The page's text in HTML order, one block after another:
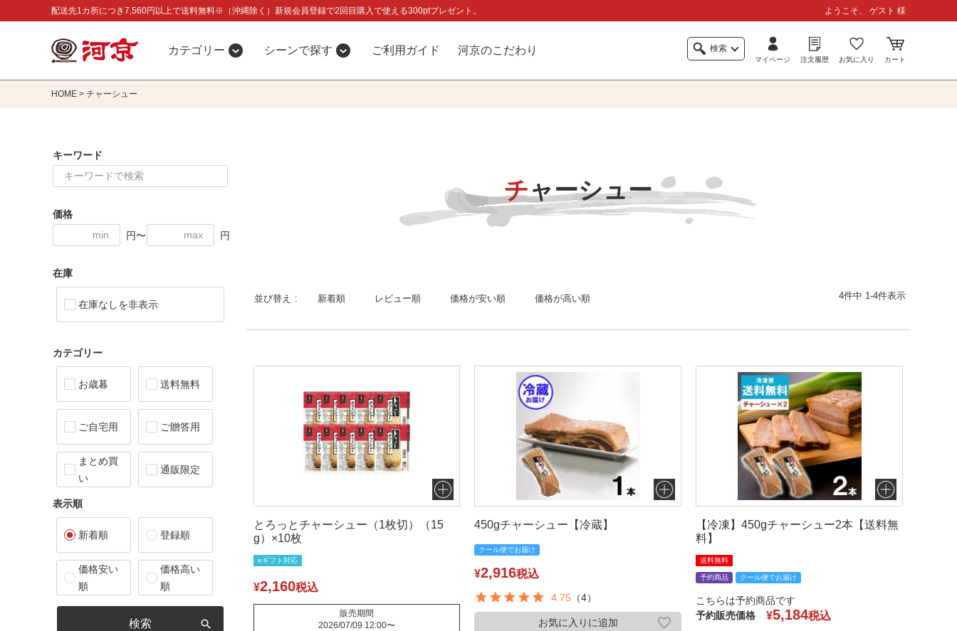
配送先1カ所につき7,560円以上で送料無料※（沖縄除く）新規会員登録で2回目購入で使える300ptプレゼント。 ようこそ、 ゲスト 様
カテゴリー シーンで探す ご利用ガイド 河京のこだわり 検索
マイページ 注文履歴 お気に入り カート
HOME チャーシュー
キーワード
価格
円〜
円
在庫
在庫なしを非表示
カテゴリー
お歳暮 送料無料
ご自宅用 ご贈答用
まとめ買
い
通販限定
表示順
新着順 登録順
価格安い
順
価格高い
順
検索
チャーシュー
並び替え 新着順 レビュー順 価格が安い順 価格が高い順 4件中 1-4件表示
とろっとチャーシュー（1枚切）（15
g）×10枚
eギフト対応
¥2,160税込
販売期間
2026/07/09 12:00〜
450gチャーシュー【冷蔵】
クール便でお届け
¥2,916税込
4.75 （4）
お気に入りに追加
【冷凍】450gチャーシュー2本【送料無
料】
送料無料
予約商品 クール便でお届け
こちらは予約商品です
予約販売価格
¥5,184税込